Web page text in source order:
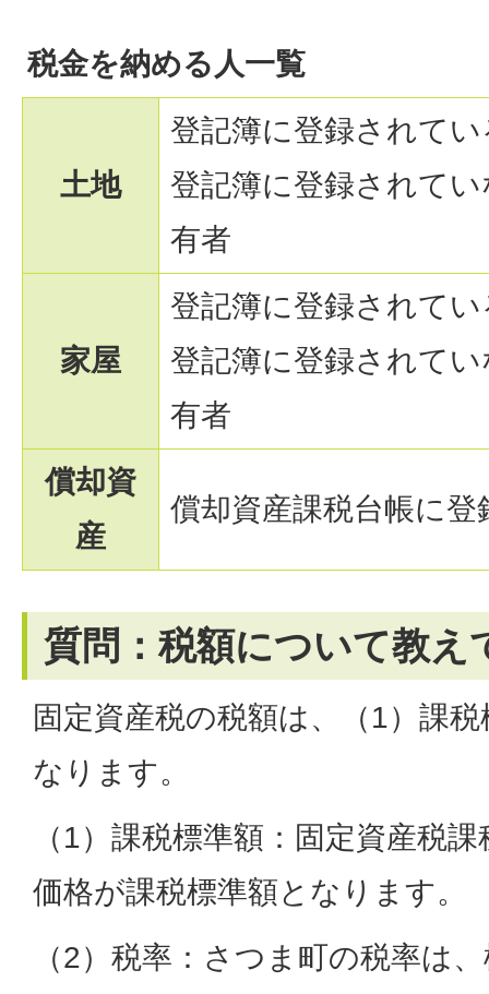
税金を納める人一覧
土地
登記簿に登録されて
登記簿に登録されて
有者
家屋
登記簿に登録されて
登記簿に登録されて
有者
償却資
産
償却資産課税台帳に
質問：税額について教え
固定資産税の税額は、（1）課
なります。
（1）課税標準額：固定資産税
価格が課税標準額となります。
（2）税率：さつま町の税率は